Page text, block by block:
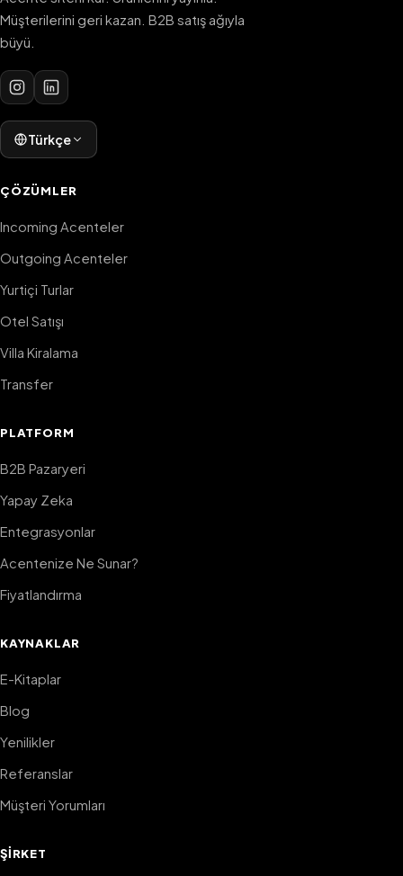
Müşterilerini geri kazan. B2B satış ağıyla
büyü.
Türkçe
ÇÖZÜMLER
Incoming Acenteler
Outgoing Acenteler
Yurtiçi Turlar
Otel Satışı
Villa Kiralama
Transfer
PLATFORM
B2B Pazaryeri
Yapay Zeka
Entegrasyonlar
Acentenize Ne Sunar?
Fiyatlandırma
KAYNAKLAR
E-Kitaplar
Blog
Yenilikler
Referanslar
Müşteri Yorumları
ŞIRKET